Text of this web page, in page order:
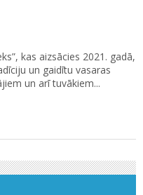
kas aizsācies 2021. gadā,
un gaidītu vasaras
un arī tuvākiem...